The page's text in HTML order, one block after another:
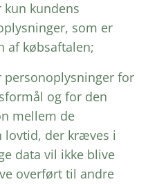
kun kundens
som er
af købsaftalen;
personoplysninger for
og for den
mellem de
lovtid, der kræves i
data vil ikke blive
overført til andre